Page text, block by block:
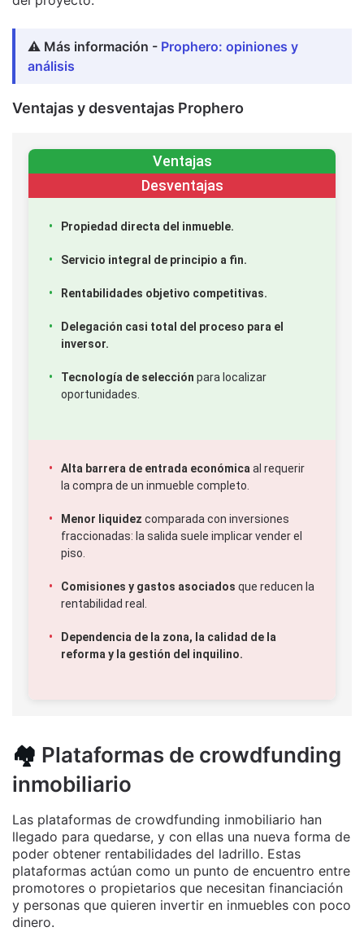
⚠️ Más información - Prophero: opiniones y
análisis
Ventajas y desventajas Prophero
Ventajas
Desventajas
Propiedad directa del inmueble.
Servicio integral de principio a fin.
Rentabilidades objetivo competitivas.
Delegación casi total del proceso para el
inversor.
Tecnología de selección para localizar
oportunidades.
Alta barrera de entrada económica al requerir
la compra de un inmueble completo.
Menor liquidez comparada con inversiones
fraccionadas: la salida suele implicar vender el
piso.
Comisiones y gastos asociados que reducen la
rentabilidad real.
Dependencia de la zona, la calidad de la
reforma y la gestión del inquilino.
🏘️ Plataformas de crowdfunding
inmobiliario
Las plataformas de crowdfunding inmobiliario han
llegado para quedarse, y con ellas una nueva forma de
poder obtener rentabilidades del ladrillo. Estas
plataformas actúan como un punto de encuentro entre
promotores o propietarios que necesitan financiación
y personas que quieren invertir en inmuebles con poco
dinero.